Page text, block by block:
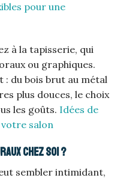
pour une
à la tapisserie, qui
ou graphiques.
du bois brut au métal
plus douces, le choix
les goûts. Idées de
salon
chez soi ?
sembler intimidant,